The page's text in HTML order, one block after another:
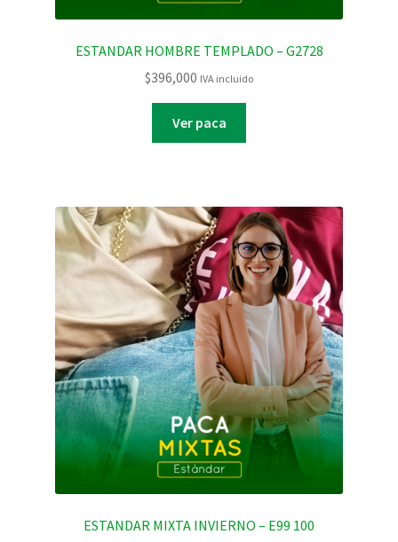
ESTANDAR HOMBRE TEMPLADO – G2728
$396,000 IVA incluido
Ver paca
ESTANDAR MIXTA INVIERNO – E99 100